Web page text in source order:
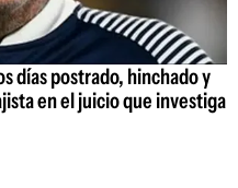
días postrado, hinchado y
en el juicio que investiga